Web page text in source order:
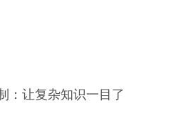
：让复杂知识一目了